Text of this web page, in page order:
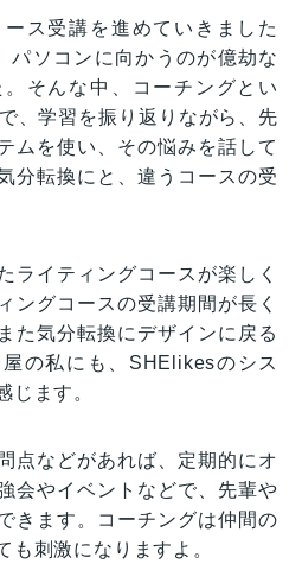
ス受講を進めていきました
パソコンに向かうのが億劫な
そんな中、コーチングとい
、学習を振り返りながら、先
ムを使い、その悩みを話して
分転換にと、違うコースの受
ライティングコースが楽しく
ングコースの受講期間が長く
た気分転換にデザインに戻る
の私にも、SHElikesのシス
じます。
点などがあれば、定期的にオ
会やイベントなどで、先輩や
きます。コーチングは仲間の
も刺激になりますよ。